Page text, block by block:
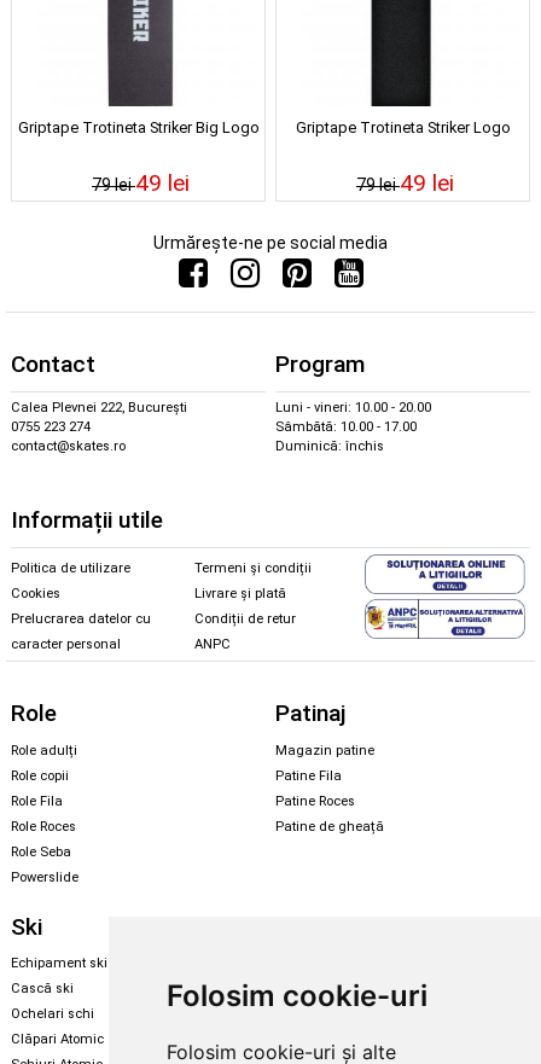
Folosim cookie-uri
Folosim cookie-uri și alte
Griptape Trotineta Striker Big Logo
79 lei49 lei
Griptape Trotineta Striker Logo
79 lei49 lei
Urmărește-ne pe social media
Contact
Calea Plevnei 222, București
0755 223 274
contact@skates.ro
Program
Luni - vineri: 10.00 - 20.00
Sâmbătă: 10.00 - 17.00
Duminică: închis
Informații utile
Politica de utilizare
Cookies
Prelucrarea datelor cu
caracter personal
Termeni și condiții
Livrare și plată
Condiții de retur
ANPC
Role
Role adulți
Role copii
Role Fila
Role Roces
Role Seba
Powerslide
Patinaj
Magazin patine
Patine Fila
Patine Roces
Patine de gheață
Ski
Echipament ski
Cască ski
Ochelari schi
Clăpari Atomic
Echipament snowboard